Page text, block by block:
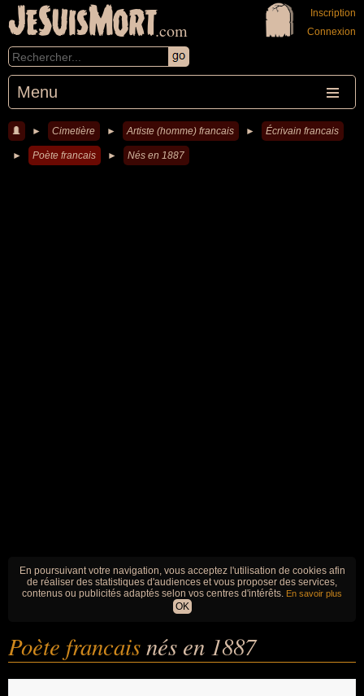
JeSuisMort.com
Menu
Inscription
Connexion
► Cimetière ► Artiste (homme) francais ► Écrivain francais
► Poète francais ► Nés en 1887
En poursuivant votre navigation, vous acceptez l'utilisation de cookies afin
de réaliser des statistiques d'audiences et vous proposer des services,
contenus ou publicités adaptés selon vos centres d'intérêts. En savoir plus
OK
Poète francaisnés en 1887